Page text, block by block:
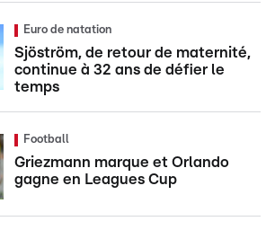
Euro de natation
Sjöström, de retour de maternité,
continue à 32 ans de défier le
temps
Football
Griezmann marque et Orlando
gagne en Leagues Cup